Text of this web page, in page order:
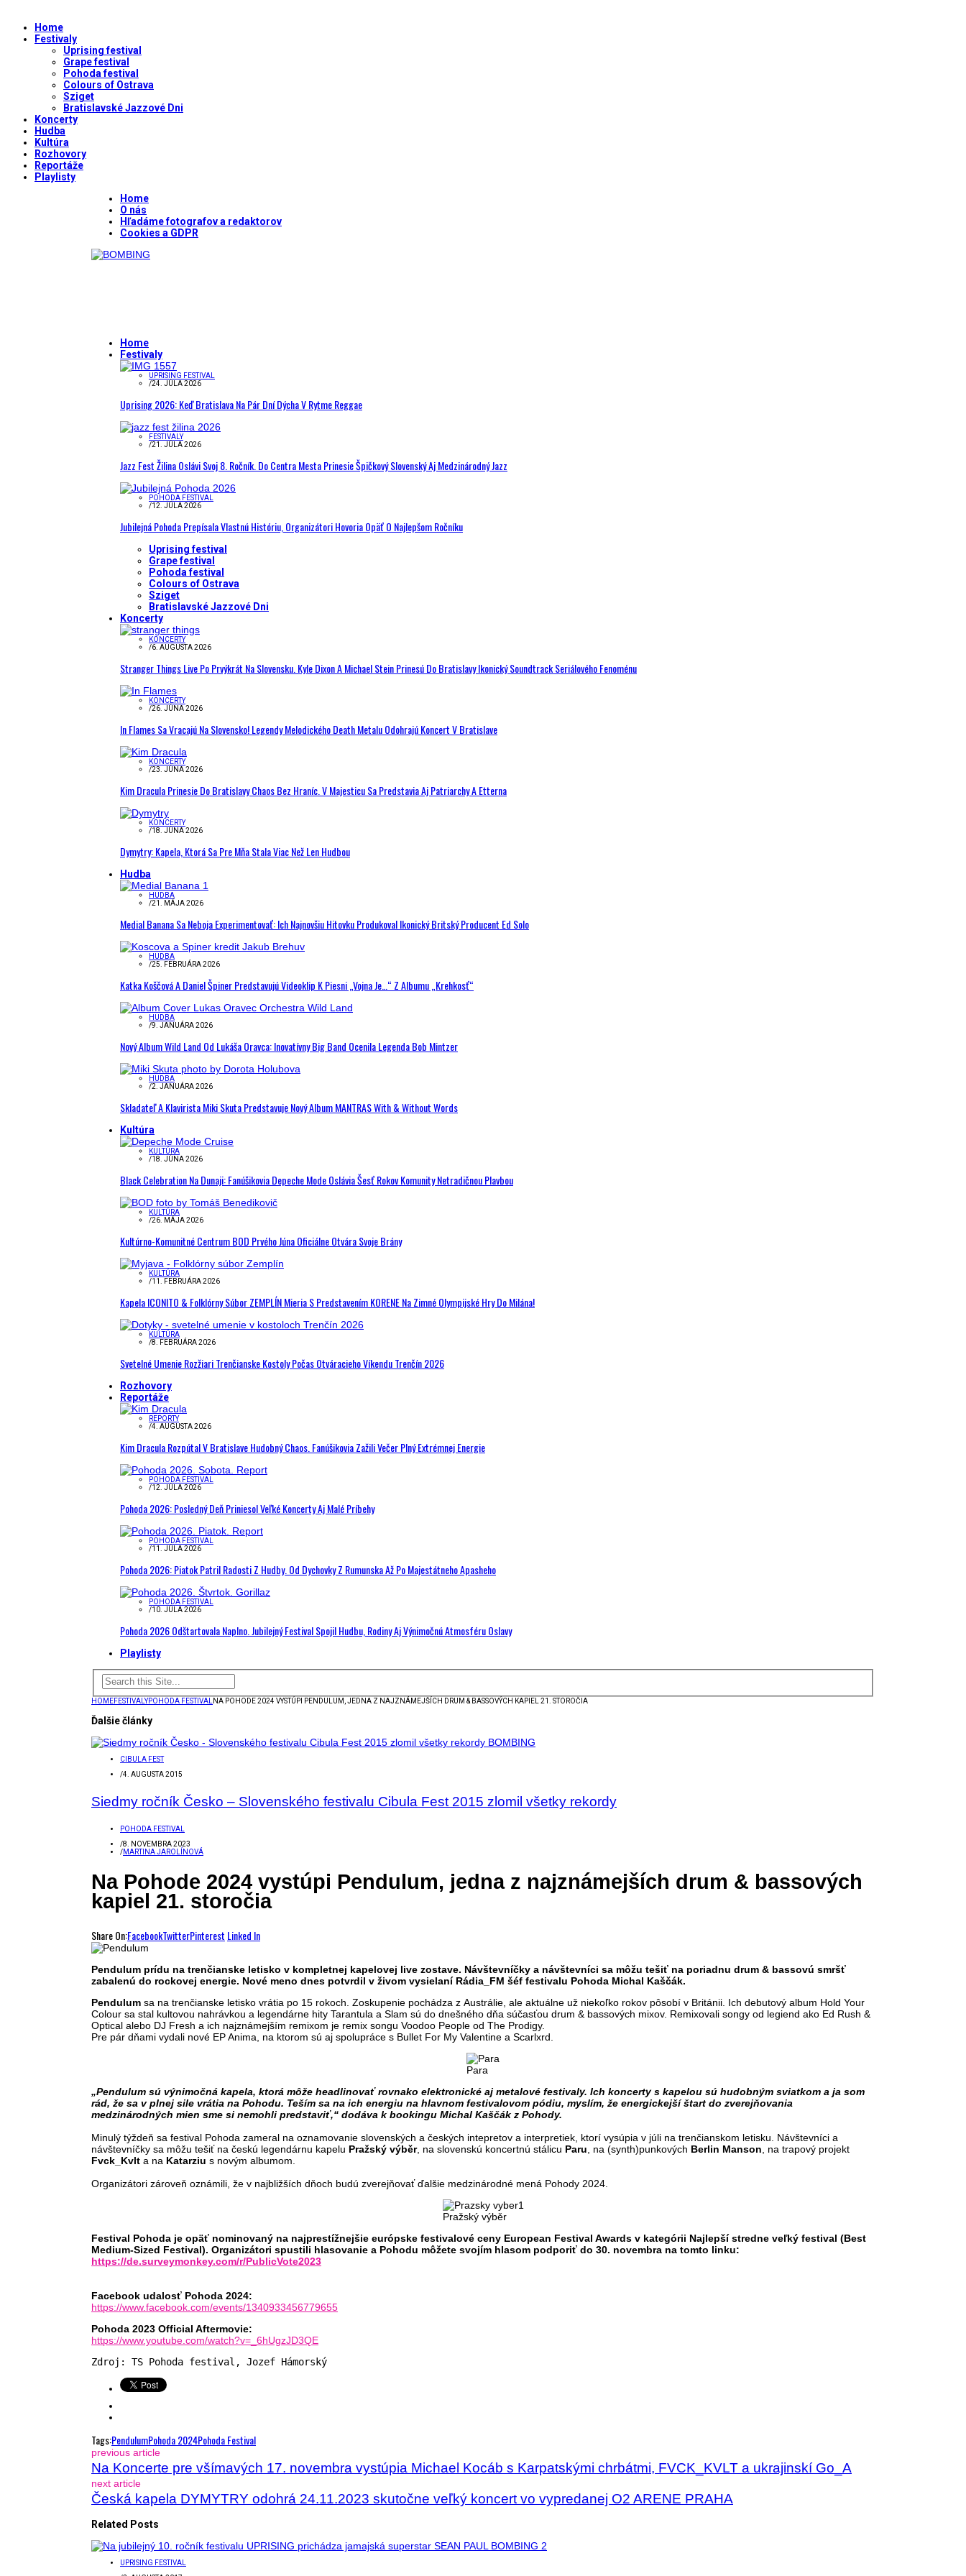
Home
Festivaly
Uprising festival
Grape festival
Pohoda festival
Colours of Ostrava
Sziget
Bratislavské Jazzové Dni
Koncerty
Hudba
Kultúra
Rozhovory
Reportáže
Playlisty
Home
O nás
Hľadáme fotografov a redaktorov
Cookies a GDPR
Home
Festivaly
UPRISING FESTIVAL
/24. JÚLA 2026
Uprising 2026: Keď Bratislava Na Pár Dní Dýcha V Rytme Reggae
FESTIVALY
/21. JÚLA 2026
Jazz Fest Žilina Oslávi Svoj 8. Ročník. Do Centra Mesta Prinesie Špičkový Slovenský Aj Medzinárodný Jazz
POHODA FESTIVAL
/12. JÚLA 2026
Jubilejná Pohoda Prepísala Vlastnú Históriu, Organizátori Hovoria Opäť O Najlepšom Ročníku
Uprising festival
Grape festival
Pohoda festival
Colours of Ostrava
Sziget
Bratislavské Jazzové Dni
Koncerty
KONCERTY
/6. AUGUSTA 2026
Stranger Things Live Po Prvýkrát Na Slovensku. Kyle Dixon A Michael Stein Prinesú Do Bratislavy Ikonický Soundtrack Seriálového Fenoménu
KONCERTY
/26. JÚNA 2026
In Flames Sa Vracajú Na Slovensko! Legendy Melodického Death Metalu Odohrajú Koncert V Bratislave
KONCERTY
/23. JÚNA 2026
Kim Dracula Prinesie Do Bratislavy Chaos Bez Hraníc. V Majesticu Sa Predstavia Aj Patriarchy A Etterna
KONCERTY
/18. JÚNA 2026
Dymytry: Kapela, Ktorá Sa Pre Mňa Stala Viac Než Len Hudbou
Hudba
HUDBA
/21. MÁJA 2026
Medial Banana Sa Neboja Experimentovať: Ich Najnovšiu Hitovku Produkoval Ikonický Britský Producent Ed Solo
HUDBA
/25. FEBRUÁRA 2026
Katka Koščová A Daniel Špiner Predstavujú Videoklip K Piesni „Vojna Je…“ Z Albumu „Krehkosť“
HUDBA
/9. JANUÁRA 2026
Nový Album Wild Land Od Lukáša Oravca: Inovatívny Big Band Ocenila Legenda Bob Mintzer
HUDBA
/2. JANUÁRA 2026
Skladateľ A Klavirista Miki Skuta Predstavuje Nový Album MANTRAS With & Without Words
Kultúra
KULTÚRA
/18. JÚNA 2026
Black Celebration Na Dunaji: Fanúšikovia Depeche Mode Oslávia Šesť Rokov Komunity Netradičnou Plavbou
KULTÚRA
/26. MÁJA 2026
Kultúrno-Komunitné Centrum BOD Prvého Júna Oficiálne Otvára Svoje Brány
KULTÚRA
/11. FEBRUÁRA 2026
Kapela ICONITO & Folklórny Súbor ZEMPLÍN Mieria S Predstavením KORENE Na Zimné Olympijské Hry Do Milána!
KULTÚRA
/8. FEBRUÁRA 2026
Svetelné Umenie Rozžiari Trenčianske Kostoly Počas Otváracieho Víkendu Trenčín 2026
Rozhovory
Reportáže
REPORTY
/4. AUGUSTA 2026
Kim Dracula Rozpútal V Bratislave Hudobný Chaos. Fanúšikovia Zažili Večer Plný Extrémnej Energie
POHODA FESTIVAL
/12. JÚLA 2026
Pohoda 2026: Posledný Deň Priniesol Veľké Koncerty Aj Malé Príbehy
POHODA FESTIVAL
/11. JÚLA 2026
Pohoda 2026: Piatok Patril Radosti Z Hudby. Od Dychovky Z Rumunska Až Po Majestátneho Apasheho
POHODA FESTIVAL
/10. JÚLA 2026
Pohoda 2026 Odštartovala Naplno. Jubilejný Festival Spojil Hudbu, Rodiny Aj Výnimočnú Atmosféru Oslavy
Playlisty
HOMEFESTIVALYPOHODA FESTIVAL NA POHODE 2024 VYSTÚPI PENDULUM, JEDNA Z NAJZNÁMEJŠÍCH DRUM & BASSOVÝCH KAPIEL 21. STOROČIA
Ďalšie články
CIBULA FEST
/4. AUGUSTA 2015
Siedmy ročník Česko – Slovenského festivalu Cibula Fest 2015 zlomil všetky rekordy
POHODA FESTIVAL
/8. NOVEMBRA 2023
/MARTINA JAROLÍNOVÁ
Na Pohode 2024 vystúpi Pendulum, jedna z najznámejších drum & bassových
kapiel 21. storočia
Share On:FacebookTwitterPinterest Linked In
Pendulum prídu na trenčianske letisko v kompletnej kapelovej live zostave. Návštevníčky a návštevníci sa môžu tešiť na poriadnu drum & bassovú smršť
zabalenú do rockovej energie. Nové meno dnes potvrdil v živom vysielaní Rádia_FM šéf festivalu Pohoda Michal Kaščák.
Pendulum sa na trenčianske letisko vrátia po 15 rokoch. Zoskupenie pochádza z Austrálie, ale aktuálne už niekoľko rokov pôsobí v Británii. Ich debutový album Hold Your
Colour sa stal kultovou nahrávkou a legendárne hity Tarantula a Slam sú do dnešného dňa súčasťou drum & bassových mixov. Remixovali songy od legiend ako Ed Rush &
Optical alebo DJ Fresh a ich najznámejším remixom je remix songu Voodoo People od The Prodigy.
Pre pár dňami vydali nové EP Anima, na ktorom sú aj spolupráce s Bullet For My Valentine a Scarlxrd.
Para
„Pendulum sú výnimočná kapela, ktorá môže headlinovať rovnako elektronické aj metalové festivaly. Ich koncerty s kapelou sú hudobným sviatkom a ja som
rád, že sa v plnej sile vrátia na Pohodu. Teším sa na ich energiu na hlavnom festivalovom pódiu, myslím, že energickejší štart do zverejňovania
medzinárodných mien sme si nemohli predstaviť,“ dodáva k bookingu Michal Kaščák z Pohody.
Minulý týždeň sa festival Pohoda zameral na oznamovanie slovenských a českých intepretov a interpretiek, ktorí vysúpia v júli na trenčianskom letisku. Návštevníci a
návštevníčky sa môžu tešiť na českú legendárnu kapelu Pražský výběr, na slovenskú koncertnú stálicu Paru , na (synth)punkových Berlin Manson , na trapový projekt
Fvck_Kvlt a na Katarziu s novým albumom.
Organizátori zároveň oznámili, že v najbližších dňoch budú zverejňovať ďalšie medzinárodné mená Pohody 2024.
Pražský výběr
Festival Pohoda je opäť nominovaný na najprestížnejšie európske festivalové ceny European Festival Awards v kategórii Najlepší stredne veľký festival (Best
Medium-Sized Festival). Organizátori spustili hlasovanie a Pohodu môžete svojím hlasom podporiť do 30. novembra na tomto linku:
https://de.surveymonkey.com/r/PublicVote2023
Facebook udalosť Pohoda 2024:
https://www.facebook.com/events/1340933456779655
Pohoda 2023 Official Aftermovie:
https://www.youtube.com/watch?v=_6hUgzJD3QE
Zdroj: TS Pohoda festival, Jozef Hámorský
Tags:PendulumPohoda 2024Pohoda Festival
previous article
Na Koncerte pre všímavých 17. novembra vystúpia Michael Kocáb s Karpatskými chrbátmi, FVCK_KVLT a ukrajinskí Go_A
next article
Česká kapela DYMYTRY odohrá 24.11.2023 skutočne veľký koncert vo vypredanej O2 ARENE PRAHA
Related Posts
UPRISING FESTIVAL